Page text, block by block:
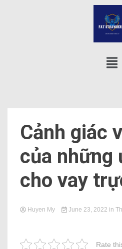
Cảnh giác
của những
cho vay
Huyen My June 23, 2022 in
Rate